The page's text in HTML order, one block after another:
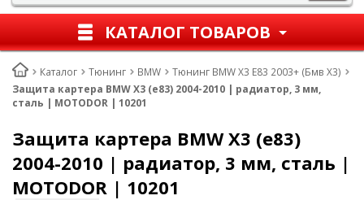
КАТАЛОГ ТОВАРОВ
Каталог Тюнинг BMW
Тюнинг BMW X3 E83 2003+ (Бмв Х3)
Защита картера BMW X3 (e83) 2004-2010 | радиатор, 3 мм,
сталь | MOTODOR | 10201
Защита картера BMW X3 (e83)
2004-2010 | радиатор, 3 мм, сталь |
MOTODOR | 10201